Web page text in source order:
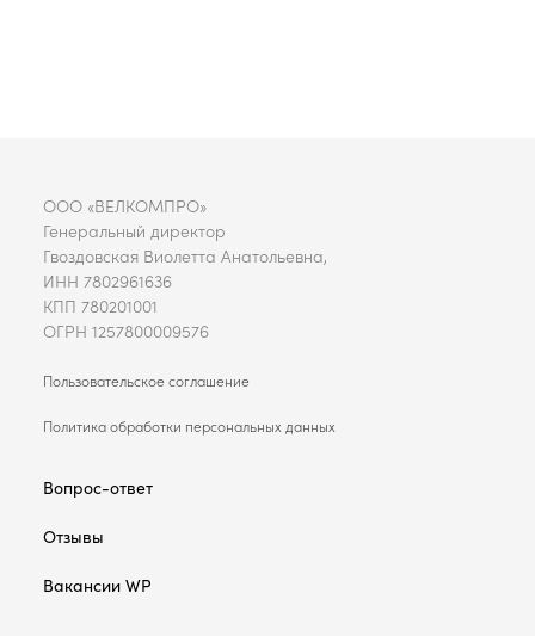
ООО «ВЕЛКОМПРО»
Генеральный директор
Гвоздовская Виолетта Анатольевна,
ИНН 7802961636
КПП 780201001
ОГРН 1257800009576
Пользовательское соглашение
Политика обработки персональных данных
Вопрос-ответ
Отзывы
Вакансии WP